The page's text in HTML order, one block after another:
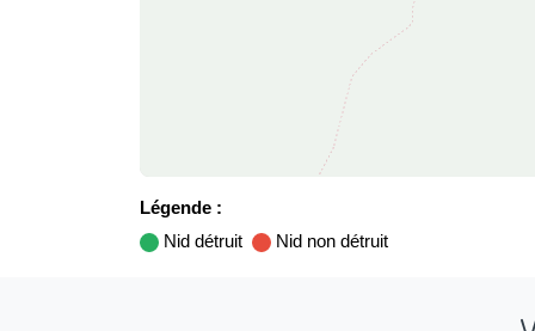
Légende :
Nid détruit
Nid non détruit